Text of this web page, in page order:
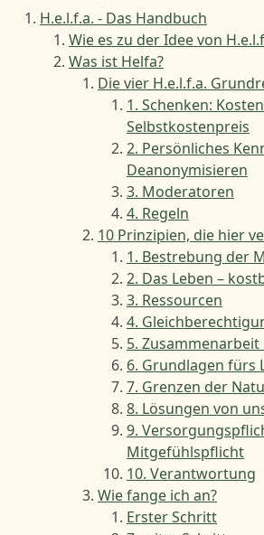
H.e.l.f.a. - Das Handbuch
Wie es zu der Idee von
Was ist Helfa?
Die vier H.e.l.f.a.
1. Schenken:
Selbstkostenpreis
2. Persönliches
Deanonymisieren
3. Moderatoren
4. Regeln
10 Prinzipien, die hier
1. Bestrebung der
2. Das Leben –
3. Ressourcen
4.
5.
6. Grundlagen fürs
7. Grenzen der
8. Lösungen von
9.
Mitgefühlspflicht
10. Verantwortung
Wie fange ich an?
Erster Schritt